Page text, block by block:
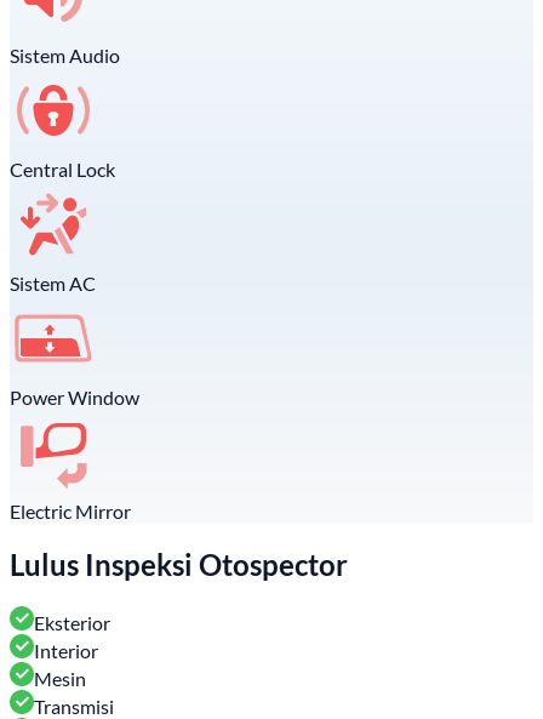
Sistem Audio
Central Lock
Sistem AC
Power Window
Electric Mirror
Lulus Inspeksi Otospector
Eksterior
Interior
Mesin
Transmisi